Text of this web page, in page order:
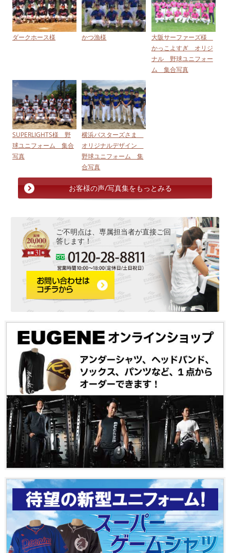
ダークホース様 かつ漁様
大阪サーファーズ様
かっこよすぎ オリジ
ナル 野球ユニフォー
ム 集合写真
SUPERLIGHTS様 野
球ユニフォーム 集合
写真
横浜バスターズさま
オリジナルデザイン
野球ユニフォーム 集
合写真
お客様の声/写真集をもっとみる
ご不明点は、専属担当者が直接ご回
答します！